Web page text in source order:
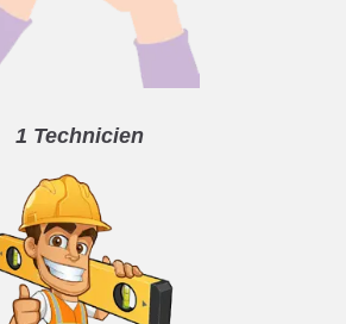
1 Technicien